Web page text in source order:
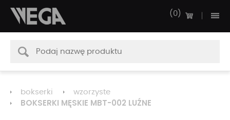
0
bokserki wzorzyste
BOKSERKI MĘSKIE MBT-002 LUŹNE